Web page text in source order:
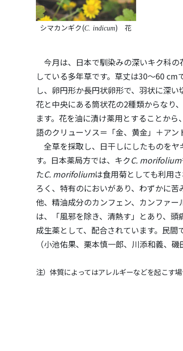
シマカンギク(C. indicum) 花
今月は、日本で馴染みの深いキク科
している多年草です。草丈は30〜60
し、卵円形か長円状卵形で、羽状に深
花と中央にある筒状花の2種類からなり
ます。花を油に漬け薬用とすることか
語のクリューソス＝「金、黄金」＋アン
全草を採取し、日干しにしたものを
す。日本薬局方では、キクC. morifolium
たC. morifoliumは食用菊としても利用
ろく、特有のにおいがあり、わずかに
他、精油成分のカンフェン、カンファ
は、「風邪を除き、清熱す」とあり、
成生薬として、配合されています。民間
（小池佑果、栗本慎一郎、川添和義、磯
注）体質によってはアレルギーなどを起こす